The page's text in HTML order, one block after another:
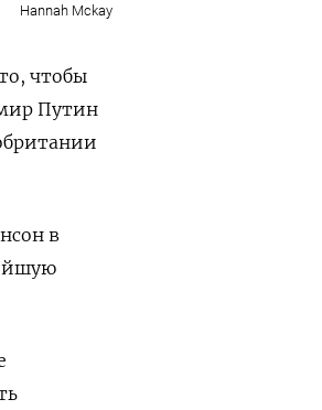
Hannah Mckay
чтобы
Путин
в